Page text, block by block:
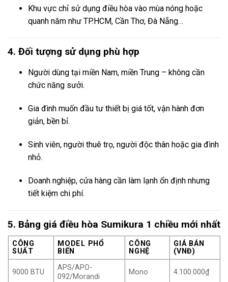
Khu vực chỉ sử dụng điều hòa vào mùa nóng hoặc
quanh năm như TP.HCM, Cần Thơ, Đà Nẵng…
4. Đối tượng sử dụng phù hợp
Người dùng tại miền Nam, miền Trung – không cần
chức năng sưởi.
Gia đình muốn đầu tư thiết bị giá tốt, vận hành đơn
giản, bền bỉ.
Sinh viên, người thuê trọ, người độc thân hoặc gia đình
nhỏ.
Doanh nghiệp, cửa hàng cần làm lạnh ổn định nhưng
tiết kiệm chi phí.
5. Bảng giá điều hòa Sumikura 1 chiều mới nhất
CÔNG
SUẤT
MODEL PHỔ
BIẾN
CÔNG
NGHỆ
GIÁ BÁN
(VNĐ)
9000 BTU
APS/APO-
092/Morandi
Mono 4.100.000₫